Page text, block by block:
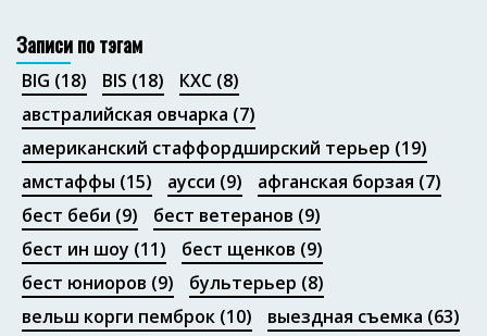
Записи по тэгам
BIG (18) BIS (18) КХС (8)
австралийская овчарка (7)
американский стаффордширский терьер (19)
амстаффы (15) аусси (9) афганская борзая (7)
бест беби (9) бест ветеранов (9)
бест ин шоу (11) бест щенков (9)
бест юниоров (9) бультерьер (8)
вельш корги пемброк (10) выездная съемка (63)